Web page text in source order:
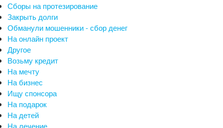
Сборы на протезирование
Закрыть долги
Обманули мошенники - сбор денег
На онлайн проект
Другое
Возьму кредит
На мечту
На бизнес
Ищу спонсора
На подарок
На детей